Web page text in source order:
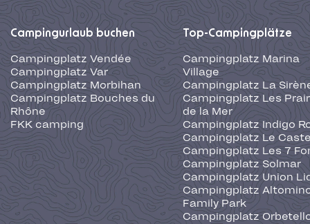
Campingurlaub buchen
Campingplatz Vendée
Campingplatz Var
Campingplatz Morbihan
Campingplatz Bouches du
Rhône
FKK camping
Top-Campingplätze
Campingplatz Marina
Village
Campingplatz La
Campingplatz Les
de la Mer
Campingplatz Indigo
Campingplatz Le
Campingplatz Les 7
Campingplatz Solmar
Campingplatz Union
Campingplatz
Family Park
Campingplatz